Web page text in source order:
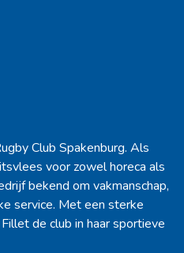
Club Spakenburg. Als
voor zowel horeca als
bekend om vakmanschap,
service. Met een sterke
de club in haar sportieve